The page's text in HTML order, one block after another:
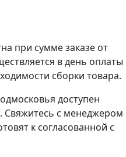
при сумме заказе от
в день оплаты
сборки товара.
доступен
Свяжитесь с менеджером
к согласованной с